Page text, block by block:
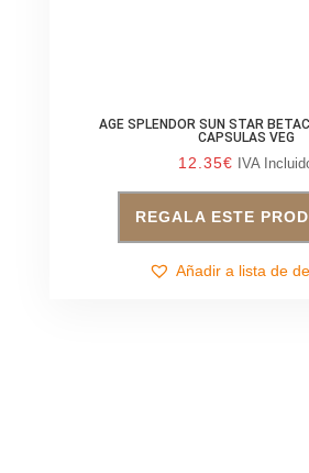
AGE SPLENDOR SUN STAR
CAPSULAS VEG
12.35€ IVA
REGALA ESTE
Añadir a lista de